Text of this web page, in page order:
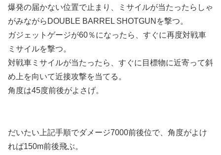
爆発の届かない位置で止まり、ミサイルが当たったらしゃ
がみながらDOUBLE BARREL SHOTGUNを撃つ。
ガジェットゲージが60％になったら、すぐに再度対戦車
ミサイルを撃つ。
対戦車ミサイルが当たったら、すぐに目標物に近寄って斜
め上を向いて近接攻撃を当てる。
角度は45度前後がよさげ。
だいたい上記手順でダメージ7000前後位で、角度がよけ
れば150m前後飛ぶ。